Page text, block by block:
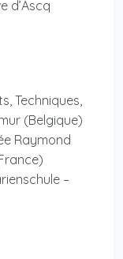
d’Ascq
Techniques,
(Belgique)
Raymond
–